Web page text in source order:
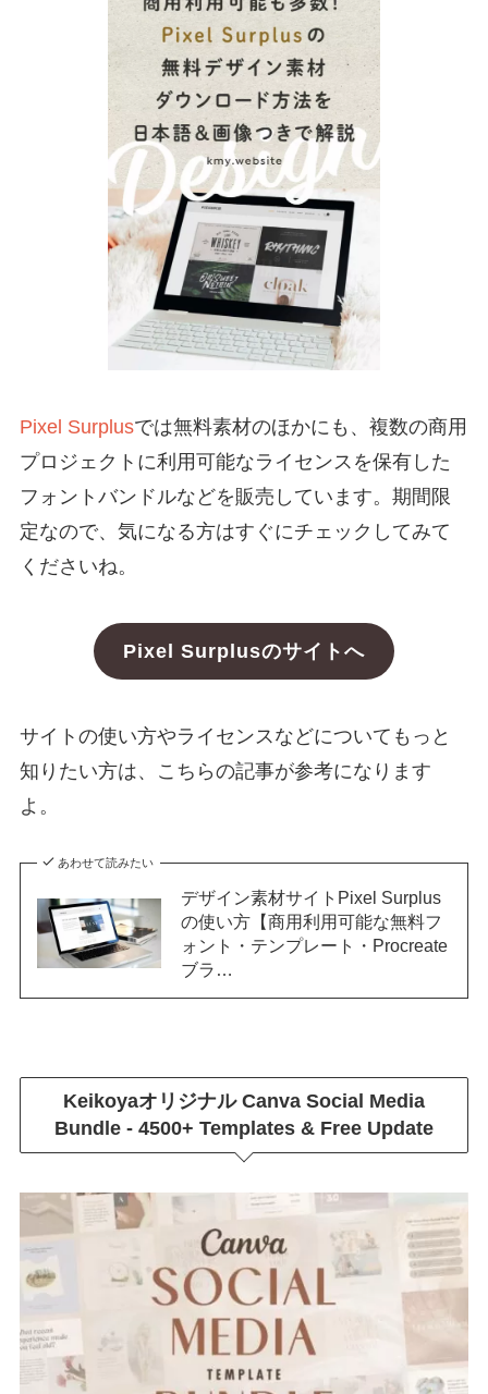
Pixel Surplusでは無料素材のほかにも、複数の商用
プロジェクトに利用可能なライセンスを保有した
フォントバンドルなどを販売しています。期間限
定なので、気になる方はすぐにチェックしてみて
くださいね。
Pixel Surplusのサイトへ
サイトの使い方やライセンスなどについてもっと
知りたい方は、こちらの記事が参考になります
よ。
あわせて読みたい
デザイン素材サイトPixel Surplus
の使い方【商用利用可能な無料フ
ォント・テンプレート・Procreate
ブラ…
Keikoyaオリジナル Canva Social Media
Bundle - 4500+ Templates & Free Update